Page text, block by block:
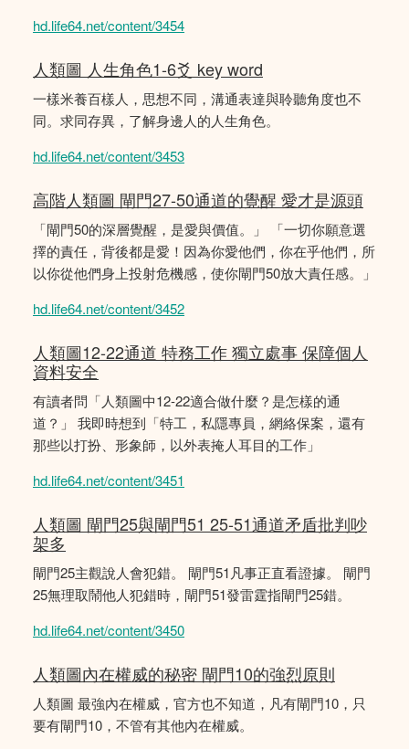
hd.life64.net/content/3454
人類圖 人生角色1-6爻 key word
一樣米養百樣人，思想不同，溝通表達與聆聽角度也不
同。求同存異，了解身邊人的人生角色。
hd.life64.net/content/3453
高階人類圖 閘門27-50通道的覺醒 愛才是源頭
「閘門50的深層覺醒，是愛與價值。」 「一切你願意選
擇的責任，背後都是愛！因為你愛他們，你在乎他們，所
以你從他們身上投射危機感，使你閘門50放大責任感。」
hd.life64.net/content/3452
人類圖12-22通道 特務工作 獨立處事 保障個人
資料安全
有讀者問「人類圖中12-22適合做什麼？是怎樣的通
道？」 我即時想到「特工，私隱專員，網絡保案，還有
那些以打扮、形象師，以外表掩人耳目的工作」
hd.life64.net/content/3451
人類圖 閘門25與閘門51 25-51通道矛盾批判吵
架多
閘門25主觀說人會犯錯。 閘門51凡事正直看證據。 閘門
25無理取鬧他人犯錯時，閘門51發雷霆指閘門25錯。
hd.life64.net/content/3450
人類圖內在權威的秘密 閘門10的強烈原則
人類圖 最強內在權威，官方也不知道，凡有閘門10，只
要有閘門10，不管有其他內在權威。